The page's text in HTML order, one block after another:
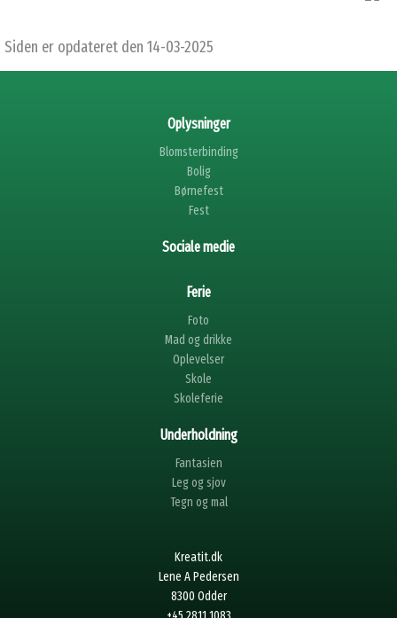
Siden er opdateret den 14-03-2025
Oplysninger
Blomsterbinding
Bolig
Børnefest
Fest
Sociale medie
Ferie
Foto
Mad og drikke
Oplevelser
Skole
Skoleferie
Underholdning
Fantasien
Leg og sjov
Tegn og mal
Kreatit.dk
Lene A Pedersen
8300 Odder